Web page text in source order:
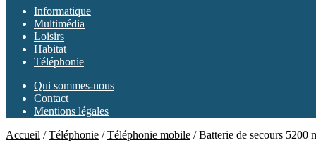
Informatique
Multimédia
Loisirs
Habitat
Téléphonie
Qui sommes-nous
Contact
Mentions légales
Accueil /Téléphonie /Téléphonie mobile /Batterie de secours 5200